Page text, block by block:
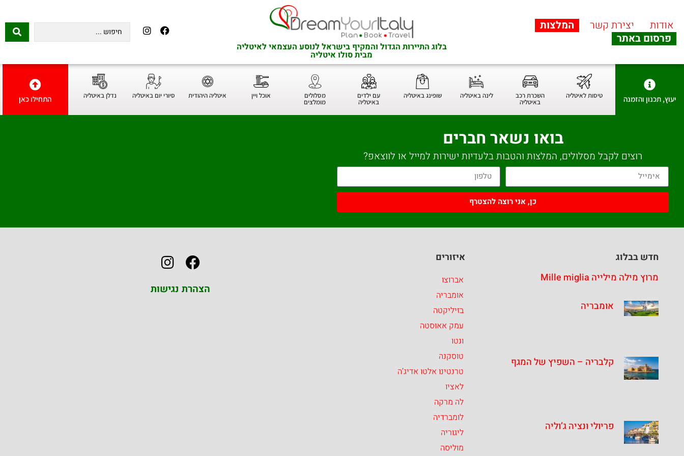
אודות יצירת קשר
המלצות
פרסום באתר
בלוג התיירות הגדול והמקיף בישראל לנוסע העצמאי לאיטליה
מבית סולו איטליה
יעוץ, תכנון והזמנה טיסות לאיטליה השכרת רכב
באיטליה
לינה באיטליה שופינג באיטליה עם ילדים
באיטליה
מסלולים
מומלצים
אוכל ויין איטליה היהודית סיורי יום באיטליה נדלן באיטליה התחילו כאן
בואו נשאר חברים
רוצים לקבל מסלולים, המלצות והטבות בלעדיות ישירות למייל או לווצאפ?
כן, אני רוצה להצטרף
חדש בבלוג
מרוץ מילה מילייה Mille miglia
אומבריה
קלבריה – השפיץ של המגף
פריולי ונציה ג’וליה
איזורים
אברוצו
אומבריה
בזיליקטה
עמק אאוסטה
ונטו
טוסקנה
טרנטינו אלטו אדיג’ה
לאציו
לה מרקה
לומברדיה
ליגוריה
מוליסה
הצהרת נגישות